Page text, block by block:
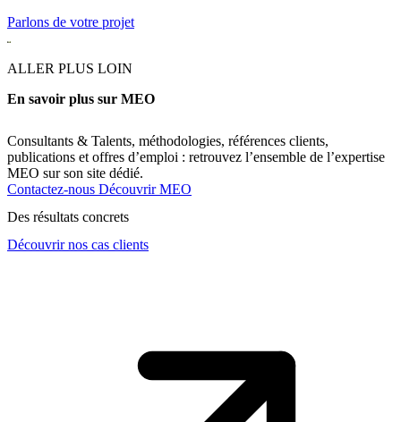
Parlons de votre projet
ALLER PLUS LOIN
En savoir plus sur MEO
Consultants & Talents, méthodologies, références clients,
publications et offres d’emploi : retrouvez l’ensemble de l’expertise
MEO sur son site dédié.
Contactez-nous Découvrir MEO
Des résultats concrets
Découvrir nos cas clients